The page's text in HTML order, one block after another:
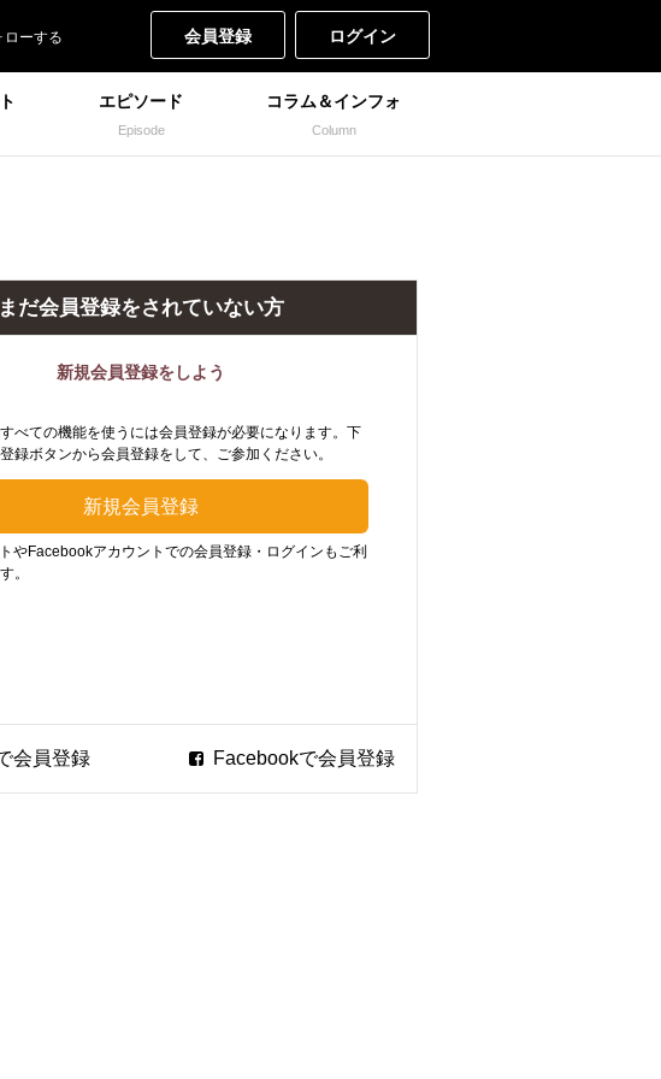
会員登録 ログイン
エピソード
Episode
コラム＆インフォ
Column
まだ会員登録をされていない方
新規会員登録をしよう
べての機能を使うには会員登録が必要になります。下
録ボタンから会員登録をして、ご参加ください。
やFacebookアカウントでの会員登録・ログインもご利
。